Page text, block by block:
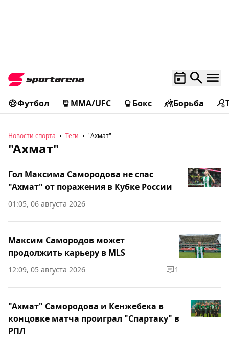
Футбол MMA/UFC Бокс Борьба
Новости спорта Теги "Ахмат"
"Ахмат"
Гол Максима Самородова не спас
"Ахмат" от поражения в Кубке России
01:05, 06 августа 2026
Максим Самородов может
продолжить карьеру в MLS
12:09, 05 августа 2026 1
"Ахмат" Самородова и Кенжебека в
концовке матча проиграл "Спартаку" в
РПЛ